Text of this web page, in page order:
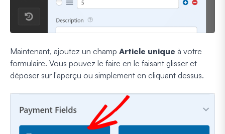
Maintenant, ajoutez un champ Article unique à votre
formulaire. Vous pouvez le faire en le faisant glisser et
déposer sur l'aperçu ou simplement en cliquant dessus.